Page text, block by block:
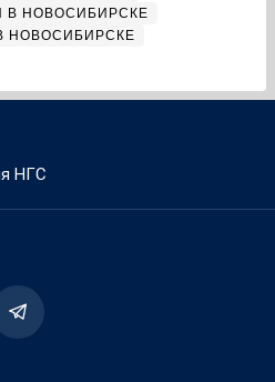
В НОВОСИБИРСКЕ
НОВОСИБИРСКЕ
НГС